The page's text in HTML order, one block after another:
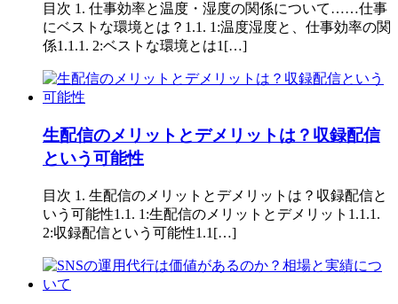
目次 1. 仕事効率と温度・湿度の関係について……仕事
にベストな環境とは？1.1. 1:温度湿度と、仕事効率の関
係1.1.1. 2:ベストな環境とは1[…]
生配信のメリットとデメリットは？収録配信
という可能性
目次 1. 生配信のメリットとデメリットは？収録配信と
いう可能性1.1. 1:生配信のメリットとデメリット1.1.1.
2:収録配信という可能性1.1[…]